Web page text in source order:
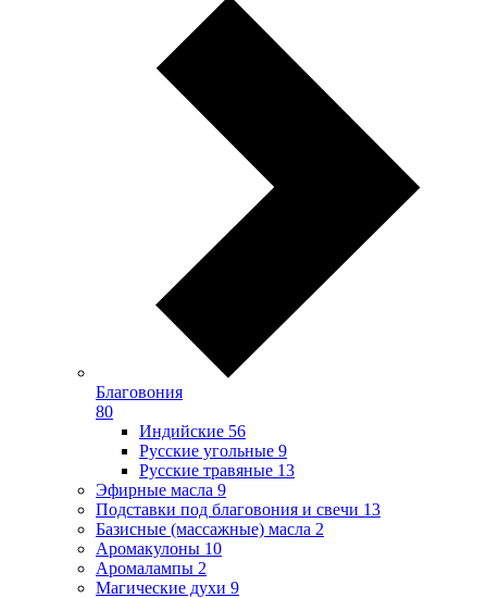
Благовония
80
Индийские 56
Русские угольные 9
Русские травяные 13
Эфирные масла 9
Подставки под благовония и свечи 13
Базисные (массажные) масла 2
Аромакулоны 10
Аромалампы 2
Магические духи 9